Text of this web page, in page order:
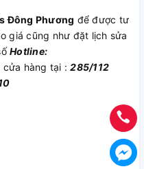
Đông Phương để được tư
giá cũng như đặt lịch sửa
Hotline:
cửa hàng tại :285/112